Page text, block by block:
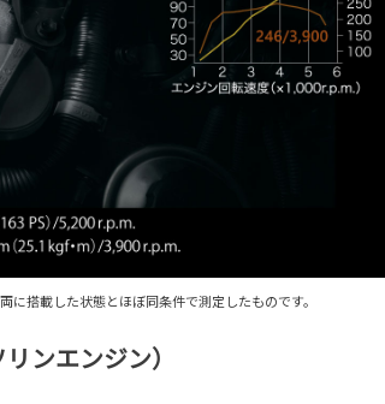
搭載した状態とほぼ同条件で測定したものです。
ンエンジン）